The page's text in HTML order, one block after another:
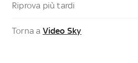
Riprova più tardi
Torna a Video Sky